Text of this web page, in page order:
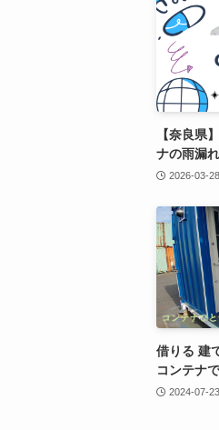
【奈良県
ナの雨漏
2026-03-28
借りる 建
コンテナ
2024-07-23